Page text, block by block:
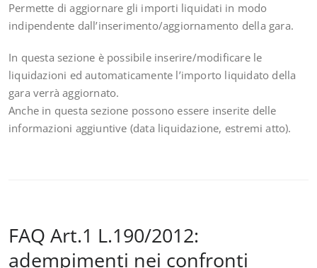
Permette di aggiornare gli importi liquidati in modo
indipendente dall’inserimento/aggiornamento della gara.
In questa sezione è possibile inserire/modificare le
liquidazioni ed automaticamente l’importo liquidato della
gara verrà aggiornato.
Anche in questa sezione possono essere inserite delle
informazioni aggiuntive (data liquidazione, estremi atto).
FAQ Art.1 L.190/2012:
adempimenti nei confronti